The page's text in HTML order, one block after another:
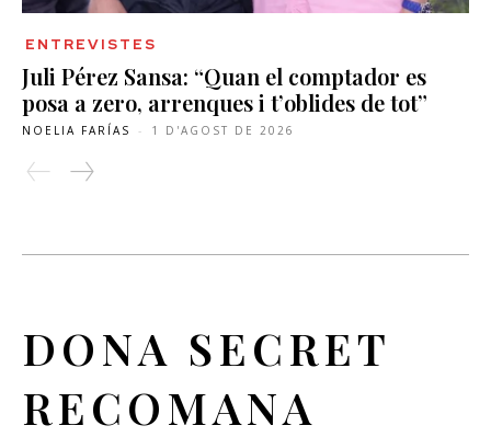
ENTREVISTES
Juli Pérez Sansa: “Quan el comptador es
posa a zero, arrenques i t’oblides de tot”
NOELIA FARÍAS - 1 D'AGOST DE 2026
DONA SECRET
RECOMANA